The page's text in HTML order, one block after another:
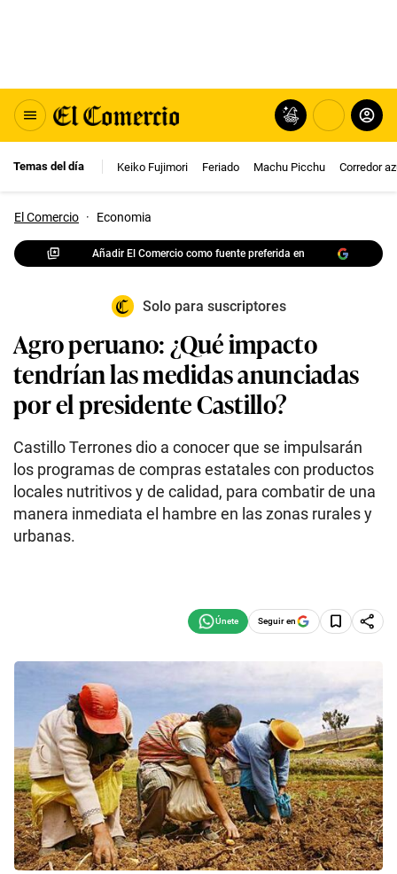
Temas del día Keiko Fujimori Feriado Machu Picchu Corredor
El Comercio · Economia
Añadir El Comercio como fuente preferida en
Solo para suscriptores
Agro peruano: ¿Qué impacto
tendrían las medidas anunciadas
por el presidente Castillo?
Castillo Terrones dio a conocer que se impulsarán
los programas de compras estatales con productos
locales nutritivos y de calidad, para combatir de una
manera inmediata el hambre en las zonas rurales y
urbanas.
Seguir en